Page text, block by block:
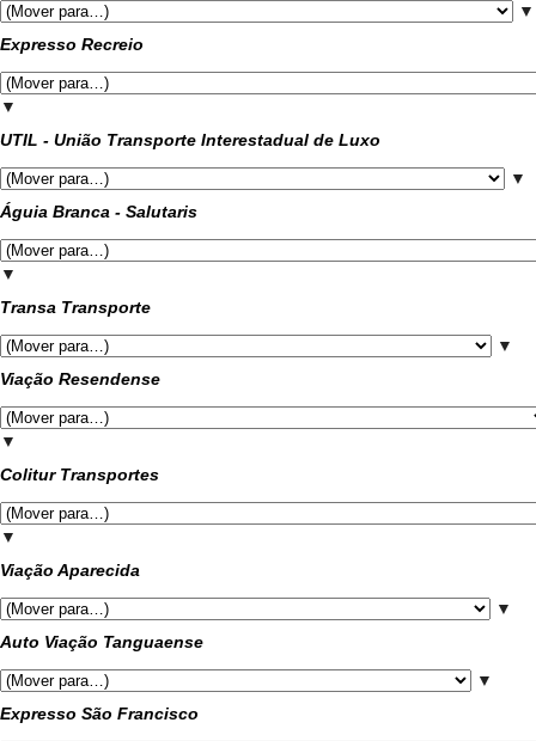
▼
Expresso Recreio
▼
UTIL - União Transporte Interestadual de Luxo
▼
Águia Branca - Salutaris
▼
Transa Transporte
▼
Viação Resendense
▼
Colitur Transportes
▼
Viação Aparecida
▼
Auto Viação Tanguaense
▼
Expresso São Francisco